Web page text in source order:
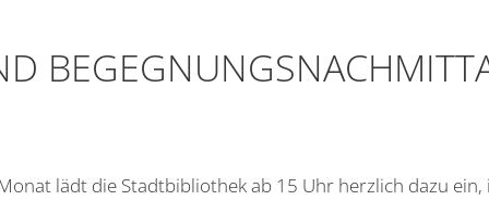
Online Anträge Kommunale
lädt die Stadtbibliothek ab 15 Uhr herzlich dazu